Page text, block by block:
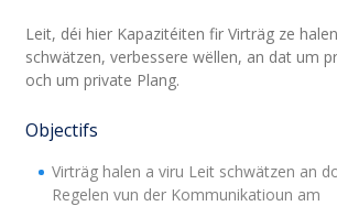
Leit, déi hier Kapazitéiten fir Virträg ze
schwätzen, verbessere wëllen, an dat um
och um private Plang.
Objectifs
Virträg halen a viru Leit schwätzen an
Regelen vun der Kommunikatioun am